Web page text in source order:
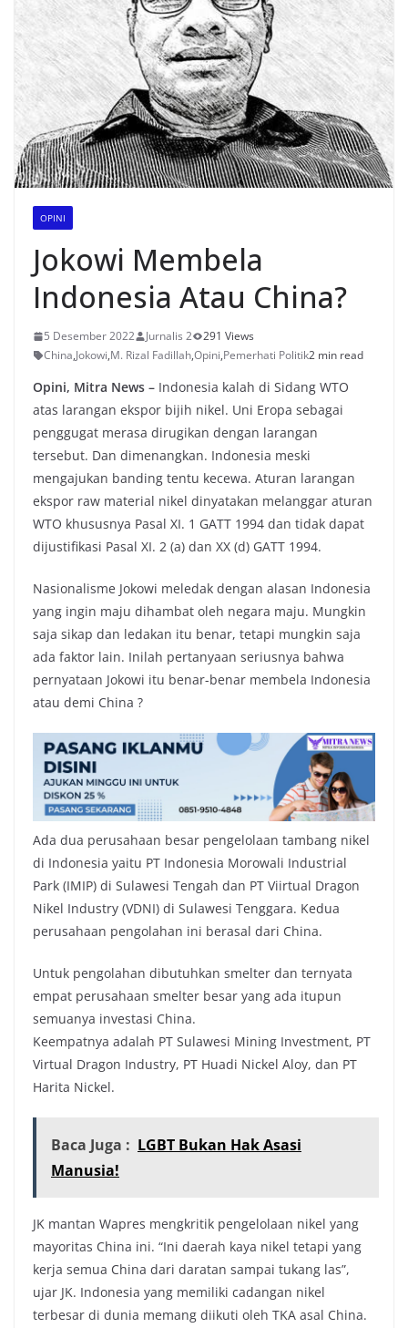
OPINI
Jokowi Membela
Indonesia Atau China?
5 Desember 2022 Jurnalis 2
291 Views
China,Jokowi,M. Rizal Fadillah,Opini,Pemerhati Politik2 min read
Opini, Mitra News – Indonesia kalah di Sidang WTO
atas larangan ekspor bijih nikel. Uni Eropa sebagai
penggugat merasa dirugikan dengan larangan
tersebut. Dan dimenangkan. Indonesia meski
mengajukan banding tentu kecewa. Aturan larangan
ekspor raw material nikel dinyatakan melanggar aturan
WTO khususnya Pasal XI. 1 GATT 1994 dan tidak dapat
dijustifikasi Pasal XI. 2 (a) dan XX (d) GATT 1994.
Nasionalisme Jokowi meledak dengan alasan Indonesia
yang ingin maju dihambat oleh negara maju. Mungkin
saja sikap dan ledakan itu benar, tetapi mungkin saja
ada faktor lain. Inilah pertanyaan seriusnya bahwa
pernyataan Jokowi itu benar-benar membela Indonesia
atau demi China ?
Ada dua perusahaan besar pengelolaan tambang nikel
di Indonesia yaitu PT Indonesia Morowali Industrial
Park (IMIP) di Sulawesi Tengah dan PT Viirtual Dragon
Nikel Industry (VDNI) di Sulawesi Tenggara. Kedua
perusahaan pengolahan ini berasal dari China.
Untuk pengolahan dibutuhkan smelter dan ternyata
empat perusahaan smelter besar yang ada itupun
semuanya investasi China.
Keempatnya adalah PT Sulawesi Mining Investment, PT
Virtual Dragon Industry, PT Huadi Nickel Aloy, dan PT
Harita Nickel.
Baca Juga : LGBT Bukan Hak Asasi
Manusia!
JK mantan Wapres mengkritik pengelolaan nikel yang
mayoritas China ini. “Ini daerah kaya nikel tetapi yang
kerja semua China dari daratan sampai tukang las”,
ujar JK. Indonesia yang memiliki cadangan nikel
terbesar di dunia memang diikuti oleh TKA asal China.